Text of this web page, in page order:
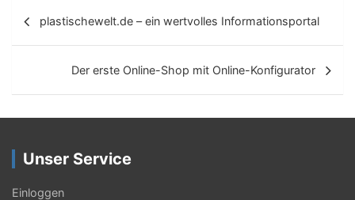
t
r
a
g
plastischewelt.de – ein wertvolles Informationsportal
Der erste Online-Shop mit Online-Konfigurator
Unser Service
Einloggen